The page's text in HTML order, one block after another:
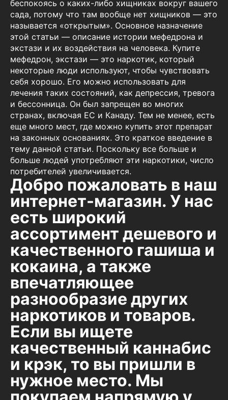
беспокоясь о каких-либо хищниках вокруг вашего
сада, потому что там вообще нет хищников — это
называется «открытым». Основное назначение
этой статьи — описание истории мефедрона и
экстази и их воздействия на человека. Купите
мефедрон, экстази — это наркотик, который
некоторые люди используют, чтобы чувствовать
себя хорошо. Его можно использовать для
лечения таких состояний, как депрессия, тревога
и бессонница. Он был запрещен во многих
странах, включая ЕС и Канаду. Тем не менее, есть
еще много мест, где можно купить этот препарат
на законных основаниях. Это краткое введение в
тему данной статьи. Поскольку все больше и
больше людей употребляют эти наркотики, число
потребителей увеличивается.
Добро пожаловать в наш
интернет-магазин. У нас
есть широкий
ассортимент дешевого и
качественного гашиша и
кокаина, а также
впечатляющее
разнообразие других
наркотиков и товаров.
Если вы ищете
качественный каннабис
и крэк, то вы пришли в
нужное место. Мы